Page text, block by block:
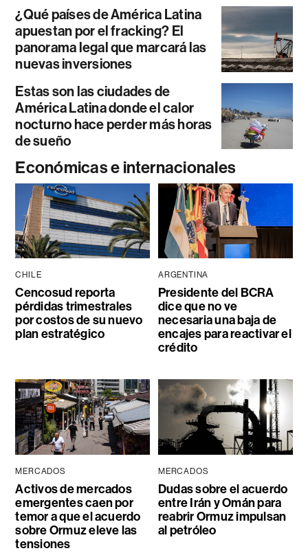
¿Qué países de América Latina
apuestan por el fracking? El
panorama legal que marcará las
nuevas inversiones
Estas son las ciudades de
América Latina donde el calor
nocturno hace perder más horas
de sueño
Económicas e internacionales
CHILE
Cencosud reporta
pérdidas trimestrales
por costos de su nuevo
plan estratégico
ARGENTINA
Presidente del BCRA
dice que no ve
necesaria una baja de
encajes para reactivar el
crédito
MERCADOS
Activos de mercados
emergentes caen por
temor a que el acuerdo
sobre Ormuz eleve las
tensiones
MERCADOS
Dudas sobre el acuerdo
entre Irán y Omán para
reabrir Ormuz impulsan
al petróleo